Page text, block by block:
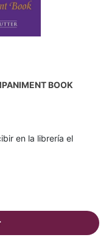
BOOK
en la librería el